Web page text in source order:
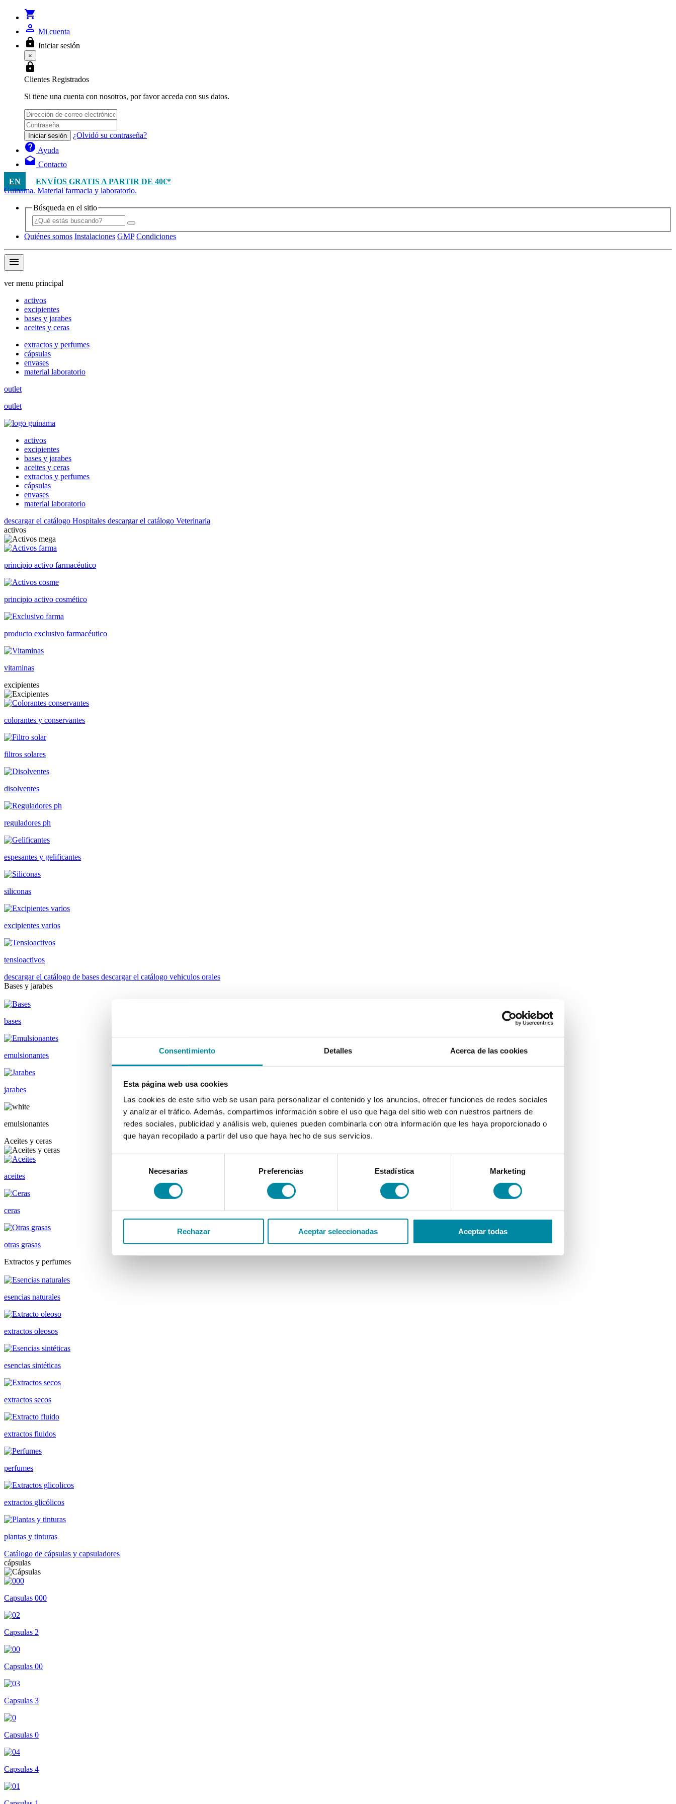
Consentimiento Detalles Acerca de las cookies
Esta página web usa cookies
Las cookies de este sitio web se usan para personalizar el contenido y los anuncios, ofrecer funciones de redes sociales
y analizar el tráfico. Además, compartimos información sobre el uso que haga del sitio web con nuestros partners de
redes sociales, publicidad y análisis web, quienes pueden combinarla con otra información que les haya proporcionado o
que hayan recopilado a partir del uso que haya hecho de sus servicios.
consentimiento
Necesarias Preferencias Estadística Marketing
Rechazar Aceptar seleccionadas Aceptar todas
shopping_cart
person_outline Mi cuenta
lock Iniciar sesión
×
lock
Clientes Registrados
Si tiene una cuenta con nosotros, por favor acceda con sus datos.
Iniciar sesión ¿Olvidó su contraseña?
help Ayuda
drafts Contacto
EN
ENVÍOS GRATIS A PARTIR DE 40€*
Guinama. Material farmacia y laboratorio.
Búsqueda en el sitio
Quiénes somos Instalaciones GMP Condiciones
menu
ver menu principal
activos
excipientes
bases y jarabes
aceites y ceras
extractos y perfumes
cápsulas
envases
material laboratorio
outlet
outlet
activos
excipientes
bases y jarabes
aceites y ceras
extractos y perfumes
cápsulas
envases
material laboratorio
descargar el catálogo Hospitales descargar el catálogo Veterinaria
activos
principio activo farmacéutico
principio activo cosmético
producto exclusivo farmacéutico
vitaminas
excipientes
colorantes y conservantes
filtros solares
disolventes
reguladores ph
espesantes y gelificantes
siliconas
excipientes varios
tensioactivos
descargar el catálogo de bases descargar el catálogo vehiculos orales
Bases y jarabes
bases
emulsionantes
jarabes
emulsionantes
Aceites y ceras
aceites
ceras
otras grasas
Extractos y perfumes
esencias naturales
extractos oleosos
esencias sintéticas
extractos secos
extractos fluidos
perfumes
extractos glicólicos
plantas y tinturas
Catálogo de cápsulas y capsuladores
cápsulas
Capsulas 000
Capsulas 2
Capsulas 00
Capsulas 3
Capsulas 0
Capsulas 4